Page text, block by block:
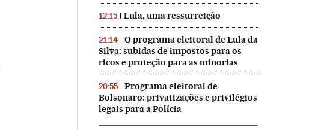
12:15 Lula, uma ressurreição
21:14
O programa eleitoral de Lula da
Silva: subidas de impostos para os
ricos e proteção para as minorias
20:55
Programa eleitoral de
Bolsonaro: privatizações e privilégios
legais para a Polícia